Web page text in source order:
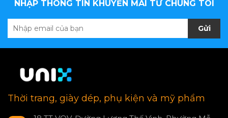
NHẬP THÔNG TIN KHUYẾN MÃI TỪ CHÚNG TÔI
Gửi
Thời trang, giày dép, phụ kiện và mỹ phẩm